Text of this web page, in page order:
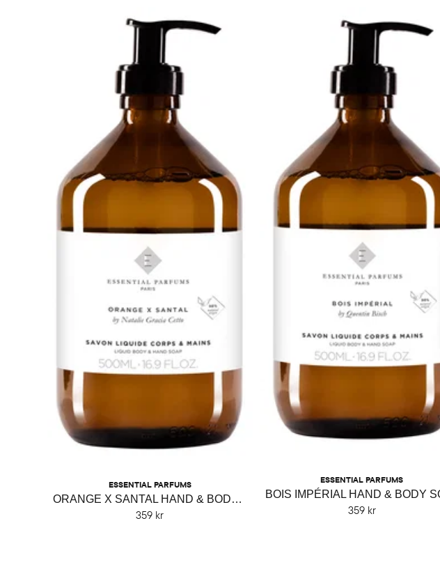
ESSENTIAL PARFUMS
ORANGE X SANTAL HAND & BODY SOAP
359 kr
ESSENTIAL PARFUMS
359 kr